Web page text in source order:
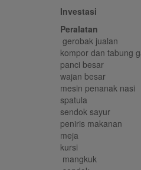
Investasi
Peralatan
gerobak jualan
kompor dan tabung
panci besar
wajan besar
mesin penanak nasi
spatula
sendok sayur
peniris makanan
meja
kursi
mangkuk